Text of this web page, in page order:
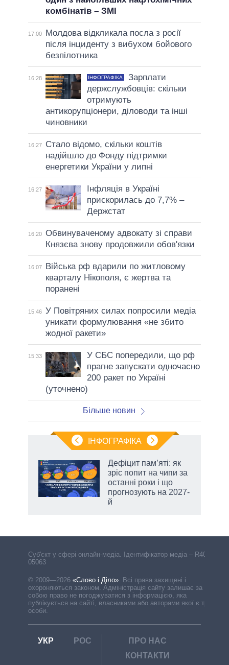
комбінатів – ЗМІ
17:00
Молдова відкликала посла з росії
після інциденту з вибухом бойового
безпілотника
16:28 ІНФОГРАФІКА
Зарплати
держслужбовців: скільки
отримують
антикорупціонери, діловоди та інші
чиновники
16:27
Стало відомо, скільки коштів
надійшло до Фонду підтримки
енергетики України у липні
16:27
Інфляція в Україні
прискорилась до 7,7% –
Держстат
16:20 Обвинуваченому адвокату зі справи
Князєва знову продовжили обов'язки
16:07
Війська рф вдарили по житловому
кварталу Нікополя, є жертва та
поранені
15:46 У Повітряних силах попросили медіа
уникати формулювання «не збито
жодної ракети»
15:33
У СБС попередили, що рф
прагне запускати одночасно
200 ракет по Україні
(уточнено)
Більше новин
ІНФОГРАФІКА
Дефіцит пам’яті: як
зріс попит на чипи за
останні роки і що
прогнозують на 2027-
й
Cуб'єкт у сфері онлайн-медіа. Ідентифікатор медіа – R40-
05063
© 2009—2026 «Слово і Діло» Всі права захищені і
охороняються законом. Адміністрація сайту залишає за
собою право не погоджуватися з інформацією, яка
публікується на сайті, власниками або авторами якої є треті
особи.
УКР РОС
ПРО НАС
КОНТАКТИ